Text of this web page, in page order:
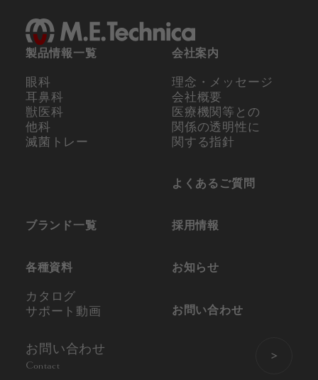
製品情報一覧
眼科
耳鼻科
獣医科
他科
滅菌トレー
ブランド一覧
各種資料
カタログ
サポート動画
会社案内
理念・メッセージ
会社概要
医療機関等との
関係の透明性に
関する指針
よくあるご質問
採用情報
お知らせ
お問い合わせ
お問い合わせ
Contact